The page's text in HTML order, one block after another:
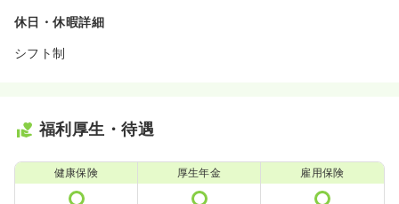
休日・休暇詳細
シフト制
福利厚生・待遇
健康保険 厚生年金 雇用保険